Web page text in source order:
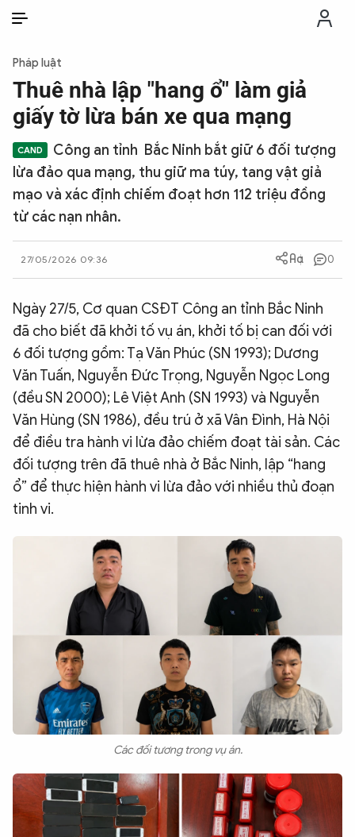
THỜI SỰ
CHỐNG DIỄN BIẾN HÒA BÌNH
CÔNG AN TRONG LÒNG DÂN
PHÁP LUẬT
CÔNG NGHỆ
QUỐC TẾ
VĂN HÓA - THỂ THAO
BẠN ĐỌC & CAND
Podcast
Infographic
Chuyên trangAn ninh thế giới
Văn nghệ Công an
Pháp luật
Thuê nhà lập "hang ổ" làm giả
giấy tờ lừa bán xe qua mạng
Công an tỉnh Bắc Ninh bắt giữ 6 đối tượng
lừa đảo qua mạng, thu giữ ma túy, tang vật giả
mạo và xác định chiếm đoạt hơn 112 triệu đồng
từ các nạn nhân.
27/05/2026 09:36 0
Ngày 27/5, Cơ quan CSĐT Công an tỉnh Bắc Ninh
đã cho biết đã khởi tố vụ án, khởi tố bị can đối với
6 đối tượng gồm: Tạ Văn Phúc (SN 1993); Dương
Văn Tuấn, Nguyễn Đức Trọng, Nguyễn Ngọc Long
(đều SN 2000); Lê Việt Anh (SN 1993) và Nguyễn
Văn Hùng (SN 1986), đều trú ở xã Vân Đình, Hà Nội
để điều tra hành vi lừa đảo chiếm đoạt tài sản. Các
đối tượng trên đã thuê nhà ở Bắc Ninh, lập “hang
ổ” để thực hiện hành vi lừa đảo với nhiều thủ đoạn
tinh vi.
Các đối tương trong vụ án.